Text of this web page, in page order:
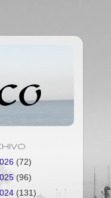
(72)
(96)
(131)